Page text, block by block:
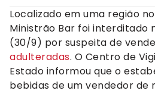
Localizado em uma região
Ministrão Bar foi interditado
(30/9) por suspeita de
adulteradas. O Centro de
Estado informou que o
bebidas de um vendedor de